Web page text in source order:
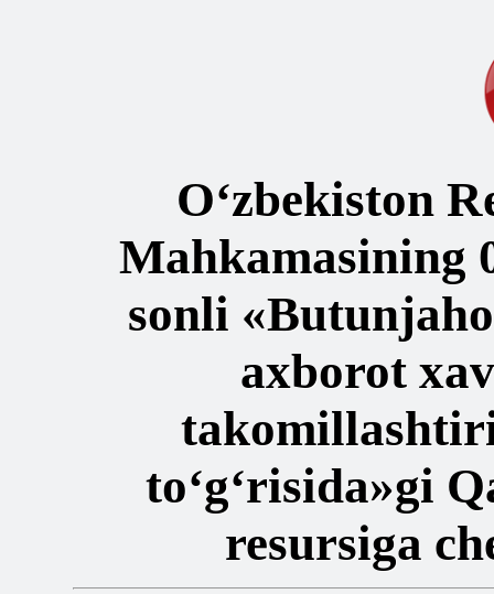
O‘zbekiston
Mahkamasining
sonli
axborot
to‘g‘risida»gi
resursiga